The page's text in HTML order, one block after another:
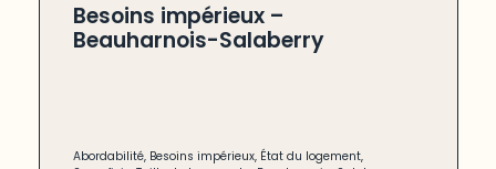
Besoins impérieux –
Beauharnois-Salaberry
Abordabilité, Besoins impérieux, État du logement,